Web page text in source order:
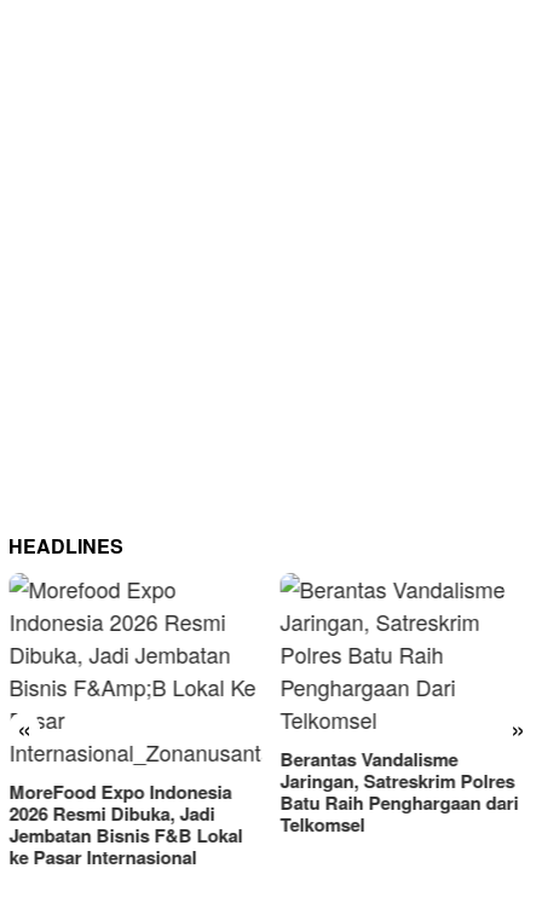
HEADLINES
« »
MoreFood Expo Indonesia
2026 Resmi Dibuka, Jadi
Jembatan Bisnis F&B Lokal
ke Pasar Internasional
Berantas Vandalisme
Jaringan, Satreskrim Polres
Batu Raih Penghargaan dari
Telkomsel